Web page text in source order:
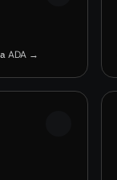
ADA →